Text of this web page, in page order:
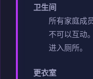
卫生间
所有家庭成
不可以互动。
进入厕所。
更衣室